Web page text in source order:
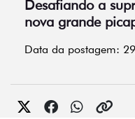
Desafiando a
nova grande
Data da postagem: